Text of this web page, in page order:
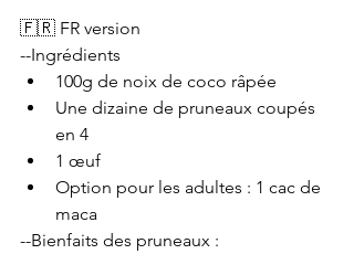
🇫🇷 FR version
--Ingrédients
100g de noix de coco râpée
Une dizaine de pruneaux coupés
en 4
1 œuf
Option pour les adultes : 1 cac de
maca
--Bienfaits des pruneaux :